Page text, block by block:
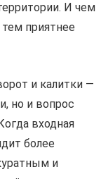
И чем
приятнее
и калитки —
но и вопрос
входная
более
и